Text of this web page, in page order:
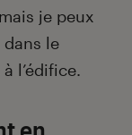
je peux
dans le
l’édifice.
en